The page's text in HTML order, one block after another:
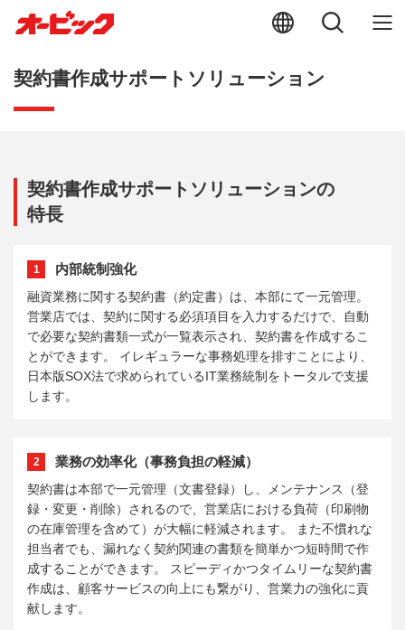
契約書作成サポートソリューション
契約書作成サポートソリューションの
特長
1 内部統制強化
融資業務に関する契約書（約定書）は、本部にて一元管理。
営業店では、契約に関する必須項目を入力するだけで、自動
で必要な契約書類一式が一覧表示され、契約書を作成するこ
とができます。 イレギュラーな事務処理を排すことにより、
日本版SOX法で求められているIT業務統制をトータルで支援
します。
2 業務の効率化（事務負担の軽減）
契約書は本部で一元管理（文書登録）し、メンテナンス（登
録・変更・削除）されるので、営業店における負荷（印刷物
の在庫管理を含めて）が大幅に軽減されます。 また不慣れな
担当者でも、漏れなく契約関連の書類を簡単かつ短時間で作
成することができます。 スピーディかつタイムリーな契約書
作成は、顧客サービスの向上にも繋がり、営業力の強化に貢
献します。